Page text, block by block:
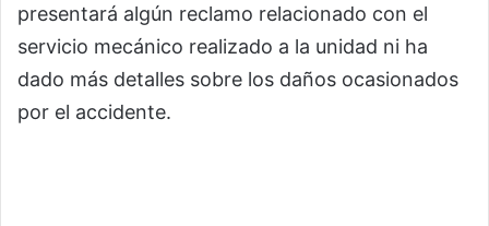
presentará algún reclamo relacionado con el
servicio mecánico realizado a la unidad ni ha
dado más detalles sobre los daños ocasionados
por el accidente.